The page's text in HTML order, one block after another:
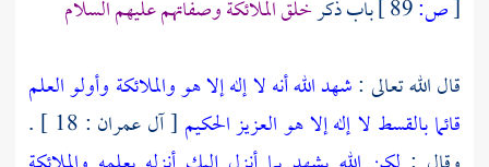
[ص: باب ذكرخلق الملائكة وصفاتهم عليهم السلام
قال الله تعالى :شهد الله أنه لا إله إلا هو والملائكة وأولو العلم
قائما بالقسط لا إله إلا هو العزيز الحكيم
[ آل عمران : 18 ] .